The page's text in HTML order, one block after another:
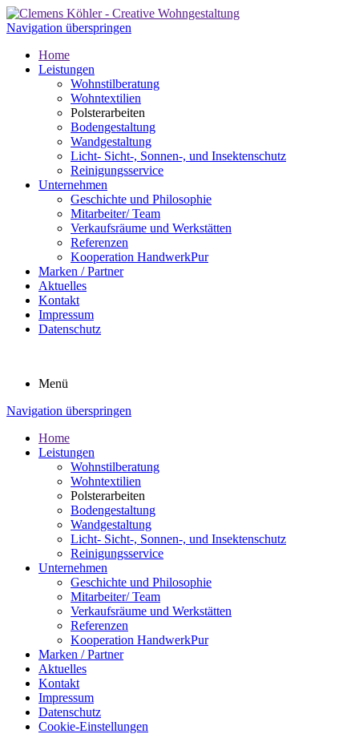
Navigation überspringen
Home
Leistungen
Wohnstilberatung
Wohntextilien
Polsterarbeiten
Bodengestaltung
Wandgestaltung
Licht- Sicht-, Sonnen-, und Insektenschutz
Reinigungsservice
Unternehmen
Geschichte und Philosophie
Mitarbeiter/ Team
Verkaufsräume und Werkstätten
Referenzen
Kooperation HandwerkPur
Marken / Partner
Aktuelles
Kontakt
Impressum
Datenschutz
Menü
Navigation überspringen
Home
Leistungen
Wohnstilberatung
Wohntextilien
Polsterarbeiten
Bodengestaltung
Wandgestaltung
Licht- Sicht-, Sonnen-, und Insektenschutz
Reinigungsservice
Unternehmen
Geschichte und Philosophie
Mitarbeiter/ Team
Verkaufsräume und Werkstätten
Referenzen
Kooperation HandwerkPur
Marken / Partner
Aktuelles
Kontakt
Impressum
Datenschutz
Cookie-Einstellungen